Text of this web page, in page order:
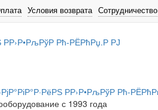
Условия возврата Сотрудничество
с 1993 года